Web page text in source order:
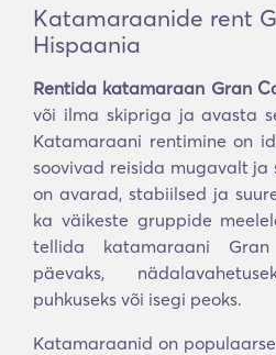
Katamaraanide rent
Hispaania
Rentida katamaraan Gran
või ilma skipriga ja avasta
Katamaraani rentimine on
soovivad reisida mugavalt
on avarad, stabiilsed ja
ka väikeste gruppide
tellida katamaraani
päevaks,
puhkuseks või isegi peoks.
Katamaraanid on